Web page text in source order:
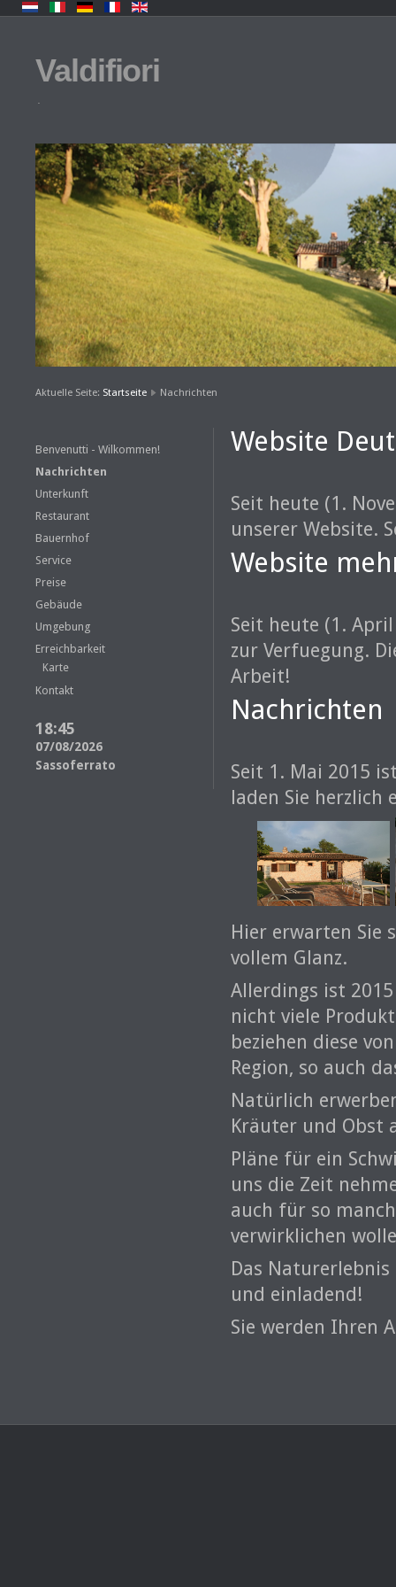
Valdifiori
Aktuelle Seite: Startseite Nachrichten
Benvenutti - Wilkommen!
Nachrichten
Unterkunft
Restaurant
Bauernhof
Service
Preise
Gebäude
Umgebung
Erreichbarkeit
Karte
Kontakt
18:45
07/08/2026
Sassoferrato
Website
Seit heute (1.
unserer Website.
Website
Seit heute (1.
zur Verfuegung.
Arbeit!
Nachrichten
Seit 1. Mai 2015
laden Sie herzlich
Hier erwarten Sie
vollem Glanz.
Allerdings ist
nicht viele
beziehen diese
Region, so auch
Natürlich
Kräuter und Obst
Pläne für ein
uns die Zeit
auch für so
verwirklichen
Das
und einladend!
Sie werden Ihren